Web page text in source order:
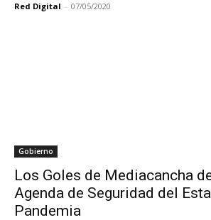
Red Digital - 07/05/2020
Gobierno
Los Goles de Mediacancha
Agenda de Seguridad del
Pandemia